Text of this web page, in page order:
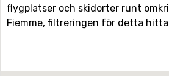
flygplatser och skidorter runt
Fiemme, filtreringen för detta